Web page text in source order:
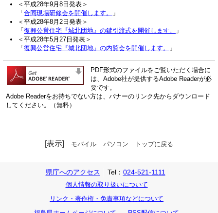
＜平成28年9月8日発表＞
「 合同現場研修会を開催します。
」
＜平成28年8月2日発表＞
「 復興公営住宅『城北団地』の鍵引渡式を開催します。
」
＜平成28年5月27日発表＞
「 復興公営住宅『城北団地』の内覧会を開催します。 」
PDF形式のファイルをご覧いただく場合に
は、Adobe社が提供するAdobe Readerが必
要です。
Adobe Readerをお持ちでない方は、バナーのリンク先からダウンロード
してください。（無料）
[表示] モバイル パソコン トップに戻る
県庁へのアクセス Tel： 024-521-1111
個人情報の取り扱いについて
リンク・著作権・免責事項などについて